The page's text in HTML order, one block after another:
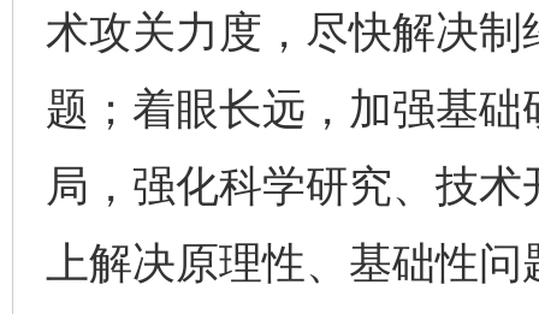
术攻关力度，尽快解决制
题；着眼长远，加强基
局，强化科学研究、技
上解决原理性、基础性